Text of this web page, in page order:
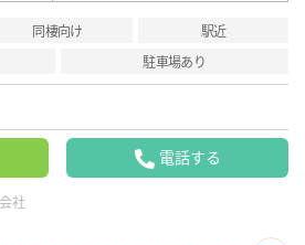
同棲向け
駅近
駐車場あり
電話する
社